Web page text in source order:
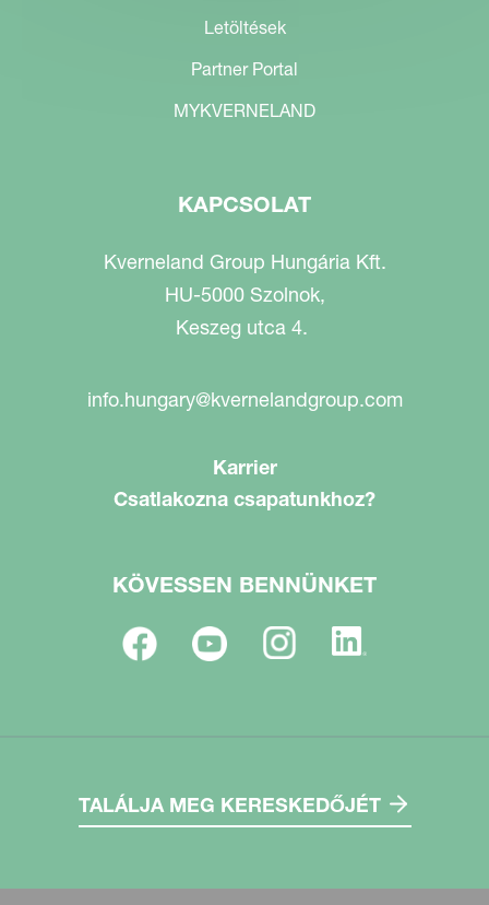
Letöltések
Partner Portal
MYKVERNELAND
KAPCSOLAT
Kverneland Group Hungária Kft.
HU-5000 Szolnok,
Keszeg utca 4.
info.hungary@kvernelandgroup.com
Karrier
Csatlakozna csapatunkhoz?
KÖVESSEN BENNÜNKET
TALÁLJA MEG KERESKEDŐJÉT